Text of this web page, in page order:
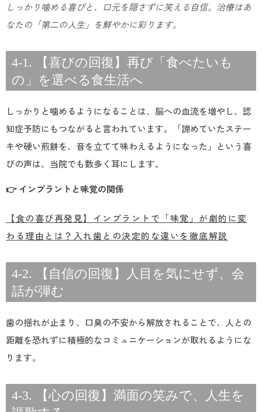
しっかり噛める喜びと、口元を隠さずに笑える自信。治療はあ
なたの「第二の人生」を鮮やかに彩ります。
4-1. 【喜びの回復】再び「食べたいも
の」を選べる食生活へ
しっかりと噛めるようになることは、脳への血流を増やし、認
知症予防にもつながると言われています。「諦めていたステー
キや硬い煎餅を、音を立てて味わえるようになった」という喜
びの声は、当院でも数多く耳にします。
👉 インプラントと味覚の関係
【食の喜び再発見】インプラントで「味覚」が劇的に変
わる理由とは？入れ歯との決定的な違いを徹底解説
4-2. 【自信の回復】人目を気にせず、会
話が弾む
歯の揺れが止まり、口臭の不安から解放されることで、人との
距離を恐れずに積極的なコミュニケーションが取れるようにな
ります。
4-3. 【心の回復】満面の笑みで、人生を